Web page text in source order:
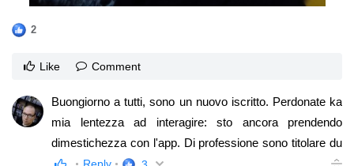
certe modalità, per non risultare fatale. Non
2
Like Comment
Buongiorno a tutti, sono un nuovo iscritto. Perdonate ka
mia lentezza ad interagire: sto ancora prendendo
dimestichezza con l'app. Di professione sono titolare du
un negozio di musica/dischi. E' praticamente tutta la vita